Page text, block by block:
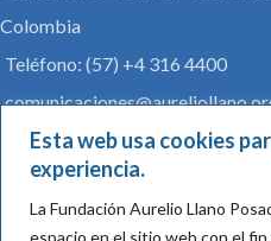
Esta web usa cookies
experiencia.
La Fundación Aurelio Llano
espacio en el sitio web con el
Colombia
Teléfono: (57) +4 316 4400
personales